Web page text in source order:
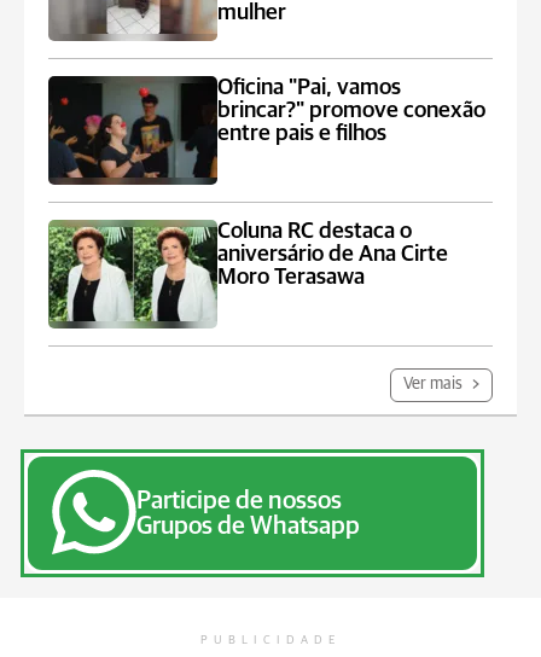
mulher
Oficina "Pai, vamos
brincar?" promove conexão
entre pais e filhos
Coluna RC destaca o
aniversário de Ana Cirte
Moro Terasawa
Ver mais
Participe de nossos
Grupos de Whatsapp
PUBLICIDADE